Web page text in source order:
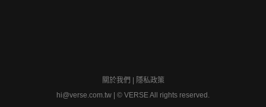
關於我們
隱私政策
hi@verse.com.tw
© VERSE All rights reserved.